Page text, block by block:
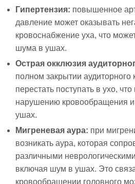
Гипертензия: повышенное
давление может оказывать
кровоснабжение уха, что
шума в ушах.
Острая окклюзия
полном закрытии аудиторного
перестать поступать в ухо,
нарушению кровообращения
ушах.
Мигреневая аура: при
возникать аура, которая
различными
включая шум в ушах. Это
кровообращении головного